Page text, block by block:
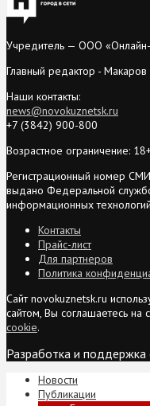
Учредитель — ООО
Главный редактор - Макаров
Наши контакты:
news@novokuznetsk.ru
+7 (3842) 900-800
Возрастное ограничение:
Регистрационный номер
выдано Федеральной
информационных
Контакты
Прайс-лист
Для партнеров
Политика
Сайт novokuznetsk.ru
сайтом, Вы соглашаетесь
cookie.
Разработка и поддержка
Новости
Публикации